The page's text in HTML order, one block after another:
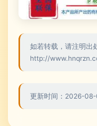
如若转载，请注明出
http://
更新时间：2026-